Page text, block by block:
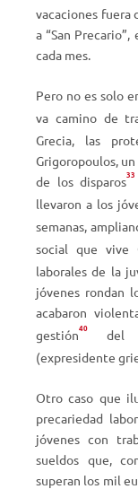
vacaciones fuera
a “San
cada mes.
Pero no es solo
va camino de
Grecia, las
Grigoropoulos,
de los disparos33
llevaron a los
semanas,
social que vive
laborales de la
jóvenes rondan
acabaron
gestión40
del
(expresidente
Otro caso que
precariedad
jóvenes con
sueldos que,
superan los mil